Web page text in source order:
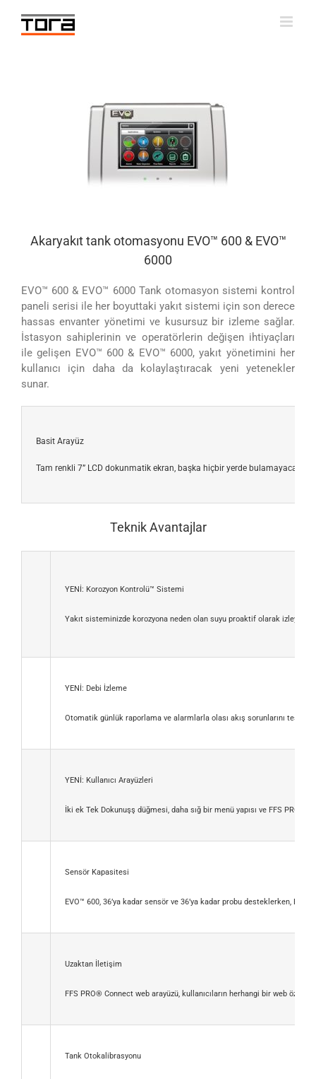
content
Akaryakıt tank otomasyonu EVO™ 600 & EVO™
6000
EVO™ 600 & EVO™ 6000 Tank otomasyon sistemi kontrol
paneli serisi ile her boyuttaki yakıt sistemi için son derece
hassas envanter yönetimi ve kusursuz bir izleme sağlar.
İstasyon sahiplerinin ve operatörlerin değişen ihtiyaçları
ile gelişen EVO™ 600 & EVO™ 6000, yakıt yönetimini her
kullanıcı için daha da kolaylaştıracak yeni yetenekler
sunar.
Basit Arayüz
Tam renkli 7” LCD dokunmatik ekran, başka hiçbir yerde
Teknik Avantajlar
YENİ: Korozyon Kontrolü™ Sistemi
Yakıt sisteminizde korozyona neden olan suyu proaktif olarak izleyin
YENİ: Debi İzleme
Otomatik günlük raporlama ve alarmlarla olası akış sorunlarını tespit
YENİ: Kullanıcı Arayüzleri
İki ek Tek Dokunuşş düğmesi, daha sığ bir menü yapısı ve FFS PRO®
Sensör Kapasitesi
EVO™ 600, 36’ya kadar sensör ve 36’ya kadar probu desteklerken,
Uzaktan İletişim
FFS PRO® Connect web arayüzü, kullanıcıların herhangi bir web
Tank Otokalibrasyonu